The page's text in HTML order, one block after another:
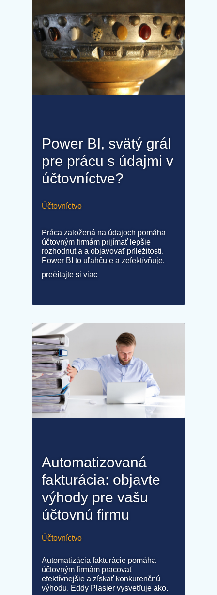
Power BI, svätý grál
pre prácu s údajmi v
účtovníctve?
Účtovníctvo
Práca založená na údajoch pomáha
účtovným firmám prijímať lepšie
rozhodnutia a objavovať príležitosti.
Power BI to uľahčuje a zefektívňuje.
preèítajte si viac
Automatizovaná
fakturácia: objavte
výhody pre vašu
účtovnú firmu
Účtovníctvo
Automatizácia fakturácie pomáha
účtovným firmám pracovať
efektívnejšie a získať konkurenčnú
výhodu. Eddy Plasier vysvetľuje ako.